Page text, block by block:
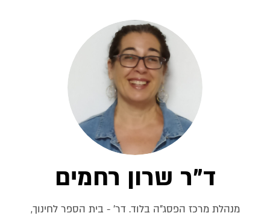
ד"ר שרון רחמים
מנהלת מרכז הפסג"ה בלוד. דר' - בית הספר לחינוך,